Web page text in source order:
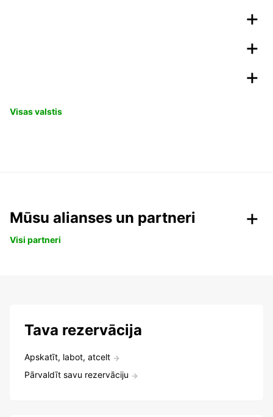
Visas valstis
Mūsu alianses un partneri
Visi partneri
Tava rezervācija
Apskatīt, labot, atcelt
Pārvaldīt savu rezervāciju